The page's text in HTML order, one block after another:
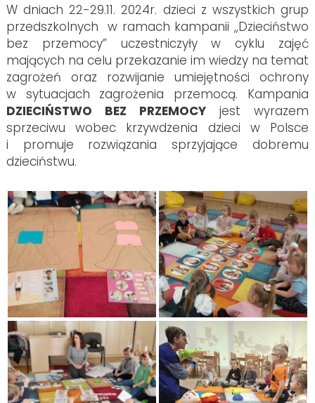
W dniach 22-29.11. 2024r. dzieci z wszystkich grup
przedszkolnych w ramach kampanii ,,Dzieciństwo
bez przemocy” uczestniczyły w cyklu zajęć
mających na celu przekazanie im wiedzy na temat
zagrożeń oraz rozwijanie umiejętności ochrony
w sytuacjach zagrożenia przemocą. Kampania
DZIECIŃSTWO BEZ PRZEMOCY jest wyrazem
sprzeciwu wobec krzywdzenia dzieci w Polsce
i promuje rozwiązania sprzyjające dobremu
dzieciństwu.